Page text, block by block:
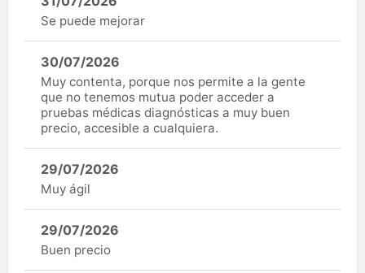
Se puede mejorar
30/07/2026
Muy contenta, porque nos permite a la gente
que no tenemos mutua poder acceder a
pruebas médicas diagnósticas a muy buen
precio, accesible a cualquiera.
29/07/2026
Muy ágil
29/07/2026
Buen precio